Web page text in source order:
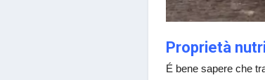
Proprietà
É bene sapere che